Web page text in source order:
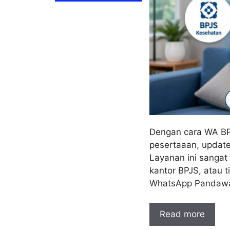
Dengan cara WA
pesertaaan,
Layanan ini
kantor BPJS, atau
WhatsApp
Read more